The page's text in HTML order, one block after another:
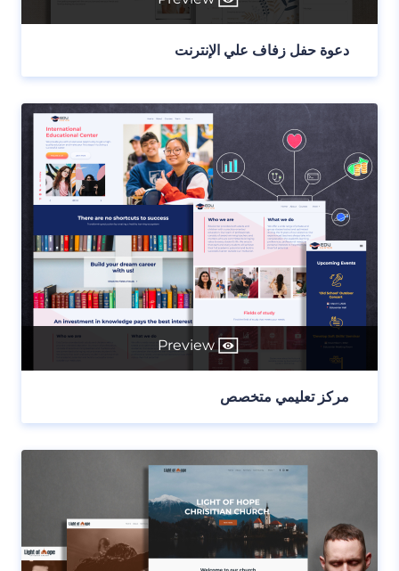
دعوة حفل زفاف علي الإنترنت
Preview
مركز تعليمي متخصص